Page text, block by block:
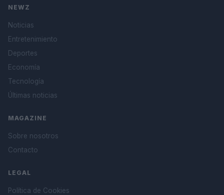
NEWZ
Noticias
Entretenimiento
Deportes
Economía
Tecnología
Últimas noticias
MAGAZINE
Sobre nosotros
Contacto
LEGAL
Política de Cookies